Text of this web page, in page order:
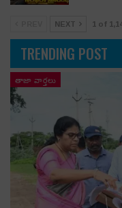
NEXT 1 of
TRENDING POST
తాజా వార్తలు